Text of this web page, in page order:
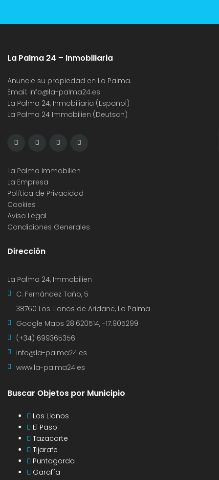
La Palma 24 – Inmobiliaria
Anuncie su propiedad en La Palma.
Email: info@la-palma24.es
La Palma 24, Inmobiliaria (Español)
La Palma 24 Immobilien (Deutsch)
La Palma Immobilien
La Empresa
Política de Privacidad
Cookies
Aviso Legal
Condiciones Generales
Dirección
La Palma 24, Immobilien
C. Fernández Taño, 5
38760 Los Llanos de Aridane, La Palma
Google Maps 28.620514, -17.905299
(+34) 699365356
info@la-palma24.es
www.la-palma24.es
Buscar Objetos por Municipio
Los Llanos
El Paso
Tazacorte
Tijarafe
Puntagorda
Garafía